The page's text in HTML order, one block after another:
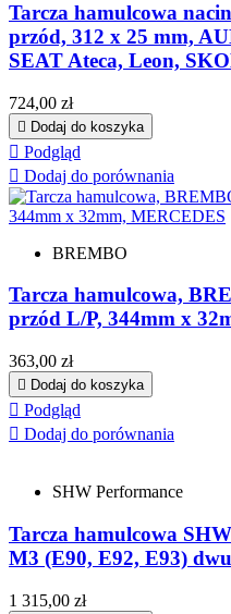
Tarcza hamulcowa
przód, 312 x 25 mm,
SEAT Ateca, Leon,
Cena
724,00 zł
 Dodaj do koszyka
 Podgląd
 Dodaj do porównania
BREMBO
Tarcza hamulcowa,
przód L/P, 344mm x
Cena
363,00 zł
 Dodaj do koszyka
 Podgląd
 Dodaj do porównania
SHW Performance
Tarcza hamulcowa
M3 (E90, E92, E93)
Cena
1 315,00 zł